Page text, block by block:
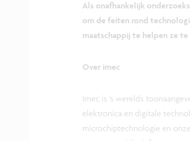
Als onafhankelijk
om de feiten rond
maatschappij te helpen ze
Over imec
Imec is ’s werelds
elektronica en digitale
microchiptechnologie en